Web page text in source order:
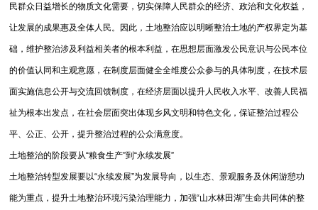
民群众日益增长的物质文化需要，切实保障人民群众的经济、政治和文化权益，
让发展的成果惠及全体人民。因此，土地整治应以明晰整治土地的产权界定为基
础，维护整治涉及利益相关者的根本利益，在思想层面激发公民意识与公民本位
的价值认同和主观意愿，在制度层面健全全维度公众参与的具体制度，在技术层
面实施信息公开与交流回馈制度，在经济层面以提升人民收入水平、改善人民福
祉为根本出发点，在社会层面突出体现乡风文明和特色文化，保证整治过程公
平、公正、公开，提升整治过程的公众满意度。
土地整治的阶段要从“粮食生产”到“永续发展”
土地整治转型发展要以“永续发展”为发展导向，以生态、景观服务及休闲游憩功
能为重点，提升土地整治环境污染治理能力，加强“山水林田湖”生命共同体的整